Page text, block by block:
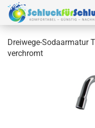
Dreiwege-Sodaarmatur
verchromt